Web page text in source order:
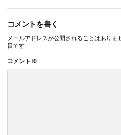
コメントを書く
メールアドレスが公開されることはありま
目です
コメント ※